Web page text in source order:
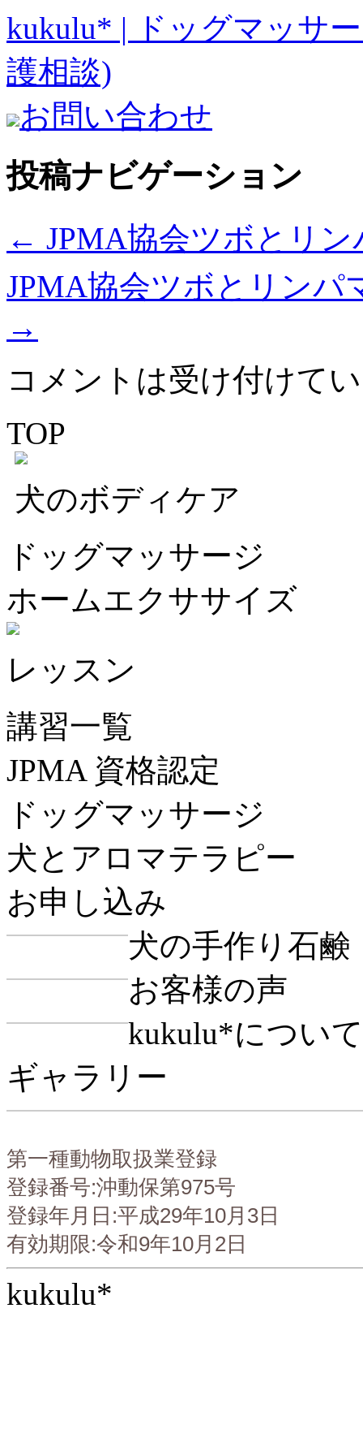
kukulu* | ドッグマッサ
護相談)
お問い合わせ
投稿ナビゲーション
← JPMA協会ツボとリ
JPMA協会ツボとリン
→
コメントは受け付けて
TOP
犬のボディケア
ドッグマッサージ
ホームエクササイズ
レッスン
講習一覧
JPMA 資格認定
ドッグマッサージ
犬とアロマテラピー
お申し込み
犬の手作り石鹸
お客様の声
kukulu*について
ギャラリー
第一種動物取扱業登録
登録番号:沖動保第975号
登録年月日:平成29年10月3日
有効期限:令和9年10月2日
kukulu*